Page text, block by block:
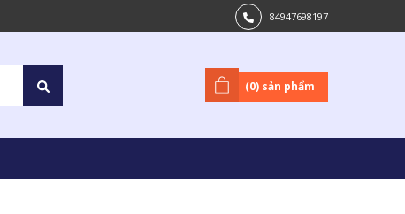
84947698197
(0) sản phẩm